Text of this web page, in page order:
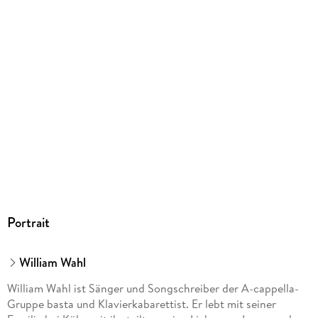
Portrait
William Wahl
William Wahl ist Sänger und Songschreiber der A-cappella-
Gruppe basta und Klavierkabarettist. Er lebt mit seiner